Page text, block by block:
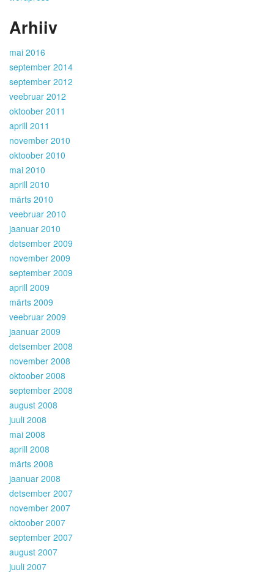
Arhiiv
mai 2016
september 2014
september 2012
veebruar 2012
oktoober 2011
aprill 2011
november 2010
oktoober 2010
mai 2010
aprill 2010
märts 2010
veebruar 2010
jaanuar 2010
detsember 2009
november 2009
september 2009
aprill 2009
märts 2009
veebruar 2009
jaanuar 2009
detsember 2008
november 2008
oktoober 2008
september 2008
august 2008
juuli 2008
mai 2008
aprill 2008
märts 2008
jaanuar 2008
detsember 2007
november 2007
oktoober 2007
september 2007
august 2007
juuli 2007